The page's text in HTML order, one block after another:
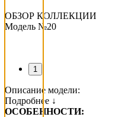
ОБЗОР КОЛЛЕКЦИИ
Модель №20
1
Описание модели:
Подробнее ↓
ОСОБЕННОСТИ: